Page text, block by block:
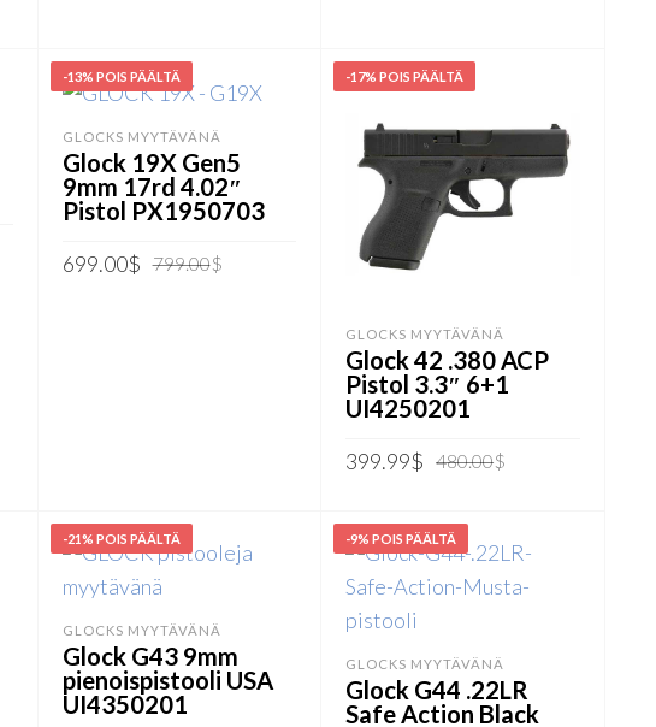
-13% POIS PÄÄLTÄ
GLOCKS MYYTÄVÄNÄ
Glock 19X Gen5
9mm 17rd 4.02″
Pistol PX1950703
799.00$Alkuperäinen
699.00$
Nykyinen
-17% POIS PÄÄLTÄ
GLOCKS MYYTÄVÄNÄ
Glock 42 .380 ACP
Pistol 3.3″ 6+1
UI4250201
480.00$
480.00$.
399.99$
399.99$.
-21% POIS PÄÄLTÄ
GLOCKS MYYTÄVÄNÄ
Glock G43 9mm
pienoispistooli USA
UI4350201
-9% POIS PÄÄLTÄ
GLOCKS MYYTÄVÄNÄ
Glock G44 .22LR
Safe Action Black